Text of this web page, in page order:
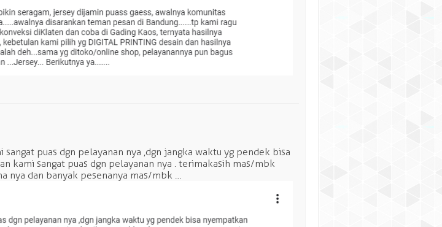
sangat puas dgn pelayanan nya ,dgn jangka waktu yg pendek bisa
kami sangat puas dgn pelayanan nya . terimakasih mas/mbk
nya dan banyak pesenanya mas/mbk …